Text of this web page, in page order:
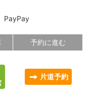
PayPay
予約に進む
片道予約